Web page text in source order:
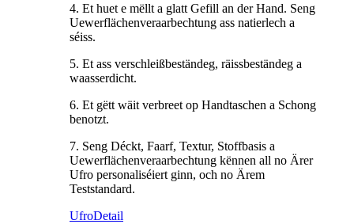
4. Et huet e mëllt a glatt Gefill an der Hand. Seng
Uewerflächenveraarbechtung ass natierlech a
séiss.
5. Et ass verschleißbeständeg, räissbeständeg a
waasserdicht.
6. Et gëtt wäit verbreet op Handtaschen a Schong
benotzt.
7. Seng Déckt, Faarf, Textur, Stoffbasis a
Uewerflächenveraarbechtung kënnen all no Ärer
Ufro personaliséiert ginn, och no Ärem
Teststandard.
UfroDetail